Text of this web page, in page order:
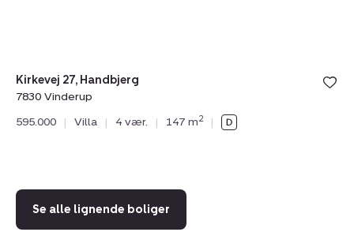
Kirkevej 27, Handbjerg
7830 Vinderup
595.000
| Villa | 4 vær. | 147 m2 |
Se alle lignende boliger